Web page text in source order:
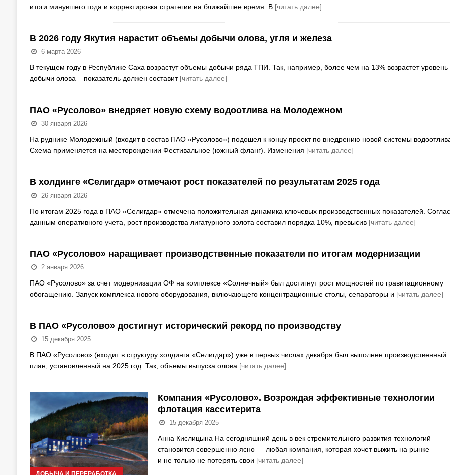
итоги минувшего года и корректировка стратегии на ближайшее время. В [читать далее]
В 2026 году Якутия нарастит объемы добычи олова, угля и железа
6 марта 2026
В текущем году в Республике Саха возрастут объемы добычи ряда ТПИ. Так, например, более чем на 13% возрастет уровень
добычи олова – показатель должен составит [читать далее]
ПАО «Русолово» внедряет новую схему водоотлива на Молодежном
30 января 2026
На руднике Молодежный (входит в состав ПАО «Русолово») подошел к концу проект по внедрению новой системы
Схема применяется на месторождении Фестивальное (южный фланг). Изменения [читать далее]
В холдинге «Селигдар» отмечают рост показателей по результатам 2025 года
26 января 2026
По итогам 2025 года в ПАО «Селигдар» отмечена положительная динамика ключевых производственных показателей.
данным оперативного учета, рост производства лигатурного золота составил порядка 10%, превысив [читать далее]
ПАО «Русолово» наращивает производственные показатели по итогам модернизации
2 января 2026
ПАО «Русолово» за счет модернизации ОФ на комплексе «Солнечный» был достигнут рост мощностей по гравитационному
обогащению. Запуск комплекса нового оборудования, включающего концентрационные столы, сепараторы и [читать далее]
В ПАО «Русолово» достигнут исторический рекорд по производству
15 декабря 2025
В ПАО «Русолово» (входит в структуру холдинга «Селигдар») уже в первых числах декабря был выполнен производственный
план, установленный на 2025 год. Так, объемы выпуска олова [читать далее]
Компания «Русолово». Возрождая эффективные технологии
флотация касситерита
15 декабря 2025
Анна Кислицына На сегодняшний день в век стремительного развития технологий
становится совершенно ясно — любая компания, которая хочет выжить на рынке
и не только не потерять свои [читать далее]